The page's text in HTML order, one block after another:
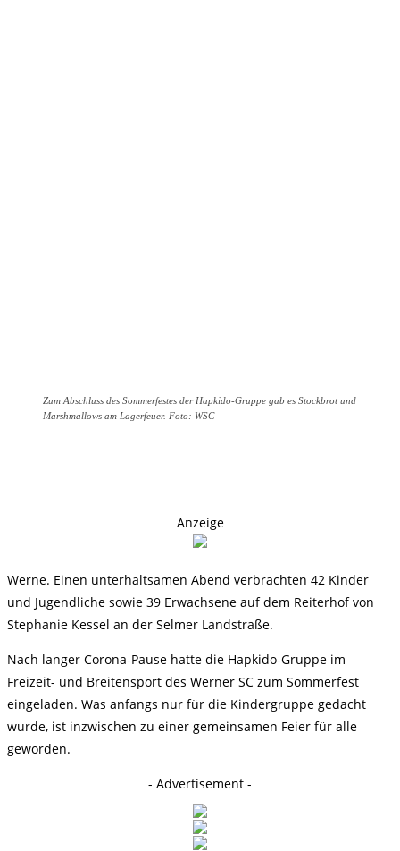
Zum Abschluss des Sommerfestes der Hapkido-Gruppe gab es Stockbrot und
Marshmallows am Lagerfeuer. Foto: WSC
Anzeige
Werne. Einen unterhaltsamen Abend verbrachten 42 Kinder
und Jugendliche sowie 39 Erwachsene auf dem Reiterhof von
Stephanie Kessel an der Selmer Landstraße.
Nach langer Corona-Pause hatte die Hapkido-Gruppe im
Freizeit- und Breitensport des Werner SC zum Sommerfest
eingeladen. Was anfangs nur für die Kindergruppe gedacht
wurde, ist inzwischen zu einer gemeinsamen Feier für alle
geworden.
- Advertisement -